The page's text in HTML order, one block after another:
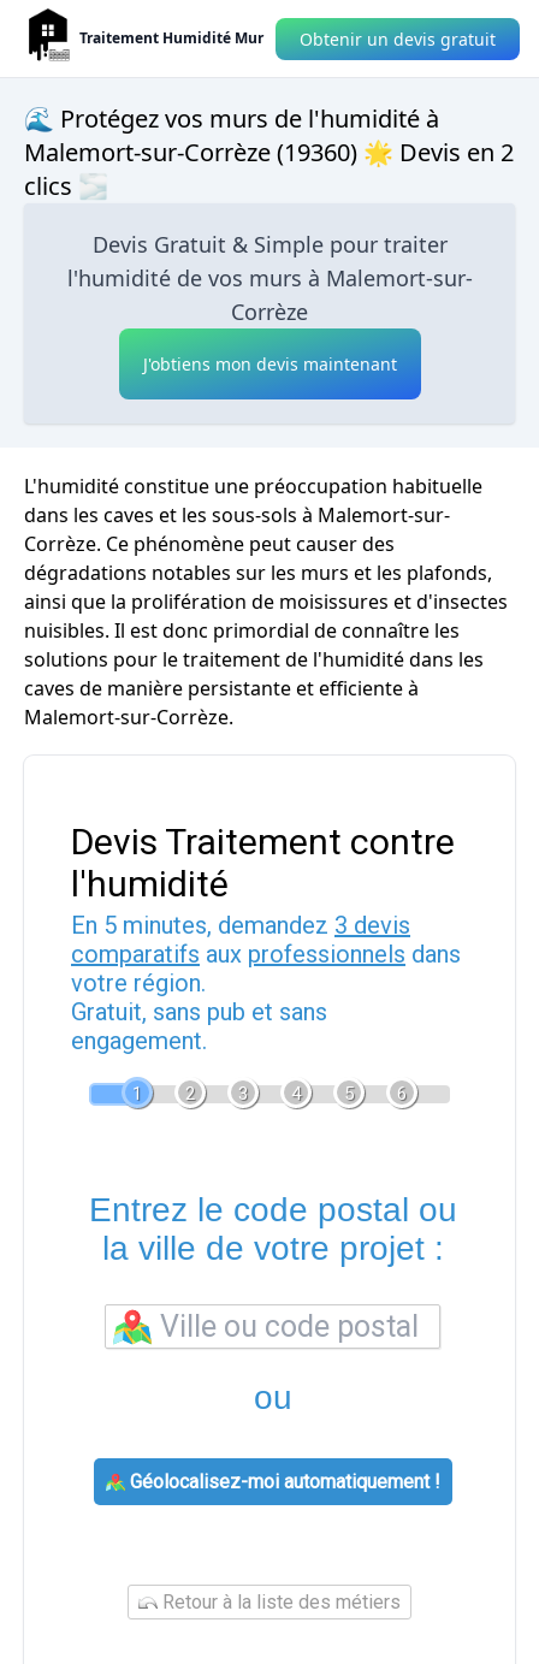
Traitement Humidité Mur Obtenir un devis gratuit
🌊 Protégez vos murs de l'humidité à
Malemort-sur-Corrèze (19360) 🌟 Devis en 2
clics 🌫
Devis Gratuit & Simple pour traiter
l'humidité de vos murs à Malemort-sur-
Corrèze
J'obtiens mon devis maintenant
L'humidité constitue une préoccupation habituelle
dans les caves et les sous-sols à Malemort-sur-
Corrèze. Ce phénomène peut causer des
dégradations notables sur les murs et les plafonds,
ainsi que la prolifération de moisissures et d'insectes
nuisibles. Il est donc primordial de connaître les
solutions pour le traitement de l'humidité dans les
caves de manière persistante et efficiente à
Malemort-sur-Corrèze.
Devis Traitement contre
l'humidité
En 5 minutes, demandez 3 devis
comparatifs aux professionnels dans
votre région.
Gratuit, sans pub et sans
engagement.
1 2 3 4 5 6
Entrez le code postal ou
la ville de votre projet :
ou
Géolocalisez-moi automatiquement !
Retour à la liste des métiers